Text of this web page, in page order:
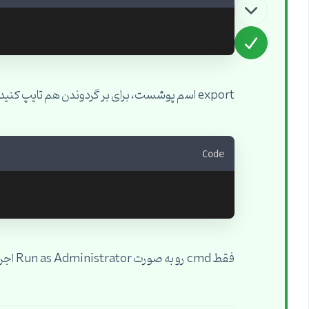
export اسم پوشست، برای بر گردوندن هم تایپ کنید:
Code
فقط cmd رو به صورت Run as Administrator اجرا کنید.